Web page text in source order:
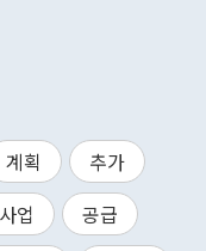
계획
추가
사업
공급